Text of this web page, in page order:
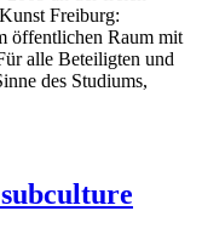
Freiburg:
öffentlichen Raum mit
alle Beteiligten und
des Studiums,